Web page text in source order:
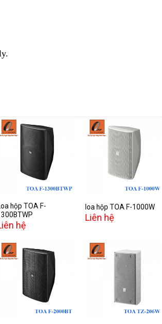
Add to
wishlist
hộp TOA F-
hệ
Add to
wishlist
loa hộp TOA F-1000W
Liên hệ
Add to
wishlist